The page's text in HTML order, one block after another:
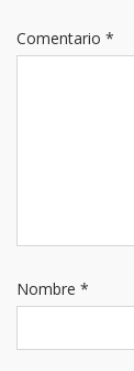
Comentario *
Nombre *